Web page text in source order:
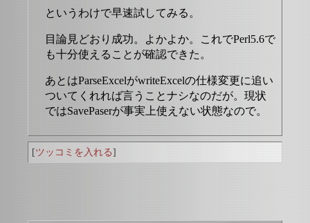
というわけで早速試してみる。
目論見どおり成功。よかよか。これでPerl5.6で
も十分使えることが確認できた。
あとはParseExcelがwriteExcelの仕様変更に追い
ついてくれれば言うことナシなのだが。現状
ではSavePaserが事実上使えない状態なので。
[ツッコミを入れる]